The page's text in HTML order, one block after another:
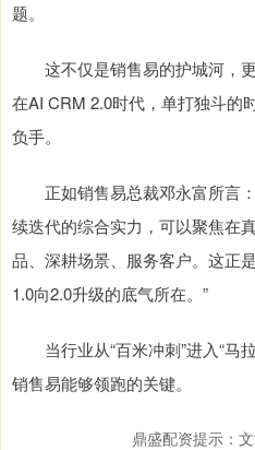
题。
这不仅是销售易的护城河，更
在AI CRM 2.0时代，单打独斗的
负手。
正如销售易总裁邓永富所言：
续迭代的综合实力，可以聚焦
品、深耕场景、服务客户。这正
1.0向2.0升级的底气所在。”
当行业从“百米冲刺”进入“马
销售易能够领跑的关键。
鼎盛配资提示：